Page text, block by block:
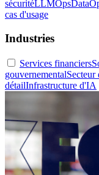
sécuritéLLMOps
cas d'usage
Industries
Services financiers
gouvernementalSecteur
détailInfrastructure d'IA